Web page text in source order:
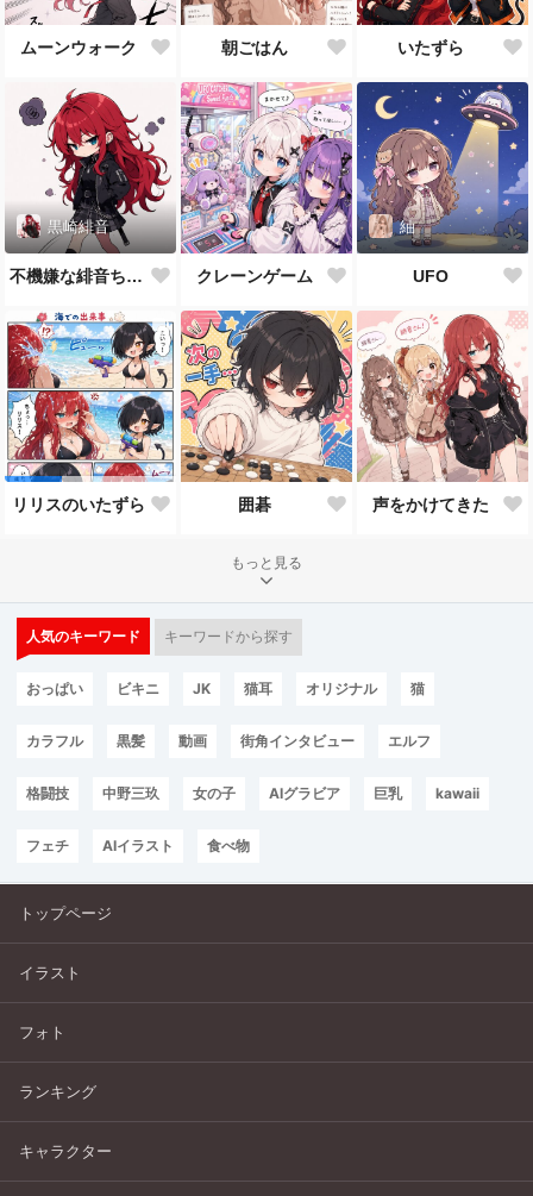
ムーンウォーク 朝ごはん いたずら
黒崎緋音
不機嫌な緋音ちゃん クレーンゲーム
紬
UFO
リリスのいたずら 囲碁 声をかけてきた
もっと見る
人気のキーワード キーワードから探す
おっぱい ビキニ JK 猫耳 オリジナル 猫
カラフル 黒髪 動画 街角インタビュー エルフ
格闘技 中野三玖 女の子 AIグラビア 巨乳 kawaii
フェチ AIイラスト 食べ物
トップページ
イラスト
フォト
ランキング
キャラクター